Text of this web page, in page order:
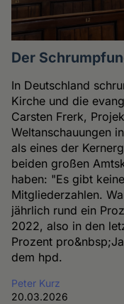
Der
In Deutschland
Kirche und die
Carsten Frerk,
Weltanschauungen
als eines der
beiden großen
haben: "Es gibt
Mitgliederzahlen.
jährlich rund ein
2022, also in den
Prozent
dem hpd.
Peter Kurz
20.03.2026